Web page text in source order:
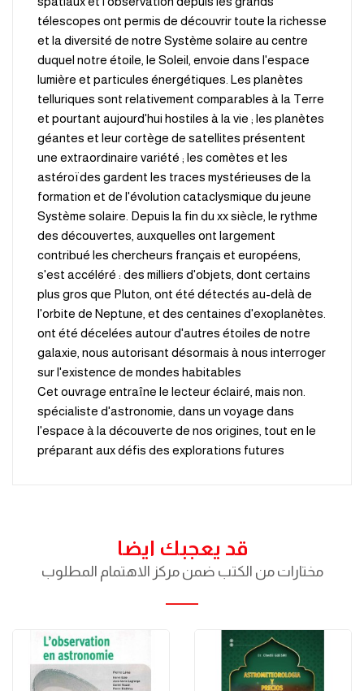
télescopes ont permis de découvrir toute la richesse
et la diversité de notre Système solaire au centre
duquel notre étoile, le Soleil, envoie dans l'espace
lumière et particules énergétiques. Les planètes
telluriques sont relativement comparables à la Terre
et pourtant aujourd'hui hostiles à la vie ; les planètes
géantes et leur cortège de satellites présentent
une extraordinaire variété ; les comètes et les
astéroïdes gardent les traces mystérieuses de la
formation et de l'évolution cataclysmique du jeune
Système solaire. Depuis la fin du xx siècle, le rythme
des découvertes, auxquelles ont largement
contribué les chercheurs français et européens,
s'est accéléré : des milliers d'objets, dont certains
plus gros que Pluton, ont été détectés au-delà de
.l'orbite de Neptune, et des centaines d'exoplanètes
ont été décelées autour d'autres étoiles de notre
galaxie, nous autorisant désormais à nous interroger
sur l'existence de mondes habitables
.Cet ouvrage entraîne le lecteur éclairé, mais non
spécialiste d'astronomie, dans un voyage dans
l'espace à la découverte de nos origines, tout en le
préparant aux défis des explorations futures
قد يعجبك ايضا
مختارات من الكتب ضمن مركز الاهتمام المطلوب